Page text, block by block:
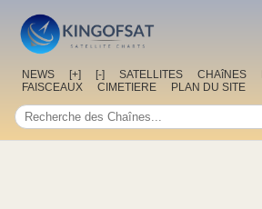
NEWS [+] [-] SATELLITES CHAîNES
FAISCEAUX
CIMETIERE PLAN DU SITE